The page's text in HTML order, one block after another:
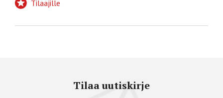
Tilaajille
Tilaa uutiskirje